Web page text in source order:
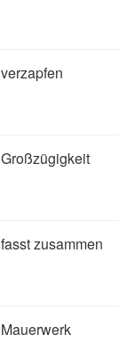
verzapfen
Großzügigkeit
fasst zusammen
Mauerwerk